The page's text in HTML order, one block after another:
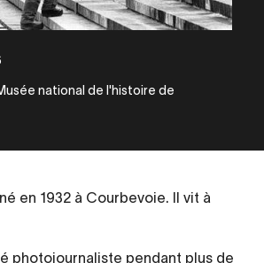
national de l'histoire de
en 1932 à Courbevoie. Il vit à
photojournaliste pendant plus de